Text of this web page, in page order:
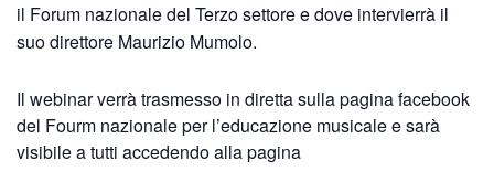
il Forum nazionale del Terzo settore e dove intervierrà il
suo direttore Maurizio Mumolo.
Il webinar verrà trasmesso in diretta sulla pagina facebook
del Fourm nazionale per l’educazione musicale e sarà
visibile a tutti accedendo alla pagina